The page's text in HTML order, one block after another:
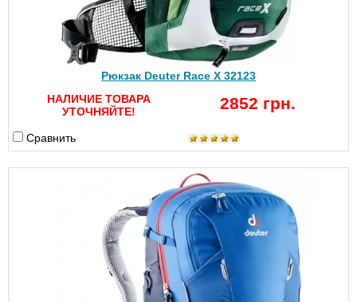
Рюкзак Deuter Race X 32123
НАЛИЧИЕ ТОВАРА
УТОЧНЯЙТЕ!
2852 грн.
Сравнить